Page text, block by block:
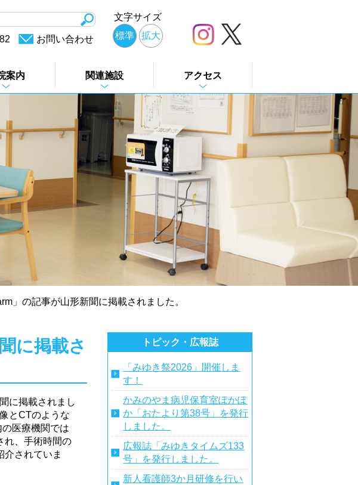
お問い合わせ
文字サイズ
標準
拡大
案内 関連施設 アクセス
」の記事が山形新聞に掲載されました。
に掲載さ
に掲載されまし
とCTのような
医療機関では
れ、手術時間の
されていま
トピック・広報誌
「みゆき祭2026」開催しま
す！
かみのやま病児保育室ぽかぽ
か「おたより第38号」を発行
しました。
広報誌「みゆきタイムズ133
号」を発行しました。
新人看護師3か月研修を行い